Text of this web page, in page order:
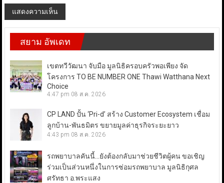
สยาม อัพเดท
เขตทวีวัฒนา จับมือ มูลนิธิครอบครัวพอเพียง จัด
โครงการ TO BE NUMBER ONE Thawi Watthana Next
Choice
4:47 pm 08 ส.ค. 2026
CP LAND ปั้น ‘Pri-d’ สร้าง Customer Ecosystem เชื่อม
ลูกบ้าน-พันธมิตร ขยายมูลค่าธุรกิจระยะยาว
4:43 pm 08 ส.ค. 2026
รถพยาบาลคันนี้…ยังต้องกลับมาช่วยชีวิตผู้คน ขอเชิญ
ร่วมเป็นส่วนหนึ่งในการซ่อมรถพยาบาล มูลนิธิกุศล
ศรัทธา อ.พระแสง